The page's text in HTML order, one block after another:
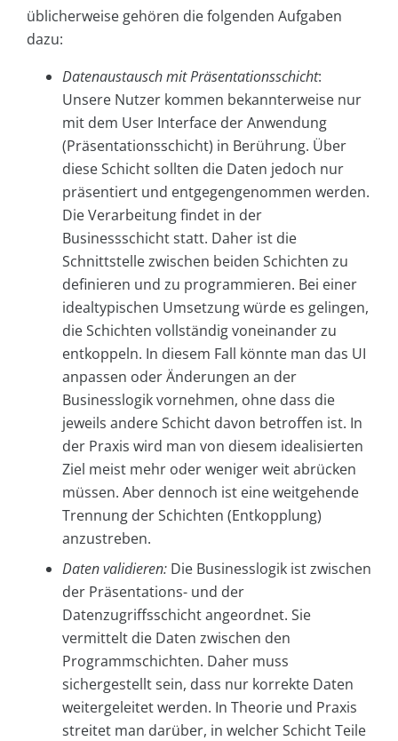
üblicherweise gehören die folgenden Aufgaben
dazu:
Datenaustausch mit Präsentationsschicht:
Unsere Nutzer kommen bekannterweise nur
mit dem User Interface der Anwendung
(Präsentationsschicht) in Berührung. Über
diese Schicht sollten die Daten jedoch nur
präsentiert und entgegengenommen werden.
Die Verarbeitung findet in der
Businessschicht statt. Daher ist die
Schnittstelle zwischen beiden Schichten zu
definieren und zu programmieren. Bei einer
idealtypischen Umsetzung würde es gelingen,
die Schichten vollständig voneinander zu
entkoppeln. In diesem Fall könnte man das UI
anpassen oder Änderungen an der
Businesslogik vornehmen, ohne dass die
jeweils andere Schicht davon betroffen ist. In
der Praxis wird man von diesem idealisierten
Ziel meist mehr oder weniger weit abrücken
müssen. Aber dennoch ist eine weitgehende
Trennung der Schichten (Entkopplung)
anzustreben.
Daten validieren: Die Businesslogik ist zwischen
der Präsentations- und der
Datenzugriffsschicht angeordnet. Sie
vermittelt die Daten zwischen den
Programmschichten. Daher muss
sichergestellt sein, dass nur korrekte Daten
weitergeleitet werden. In Theorie und Praxis
streitet man darüber, in welcher Schicht Teile